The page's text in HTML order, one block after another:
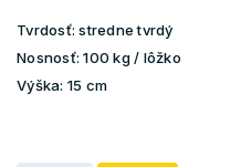
Tvrdosť: stredne tvrdý
Nosnosť: 100 kg / lôžko
Výška: 15 cm